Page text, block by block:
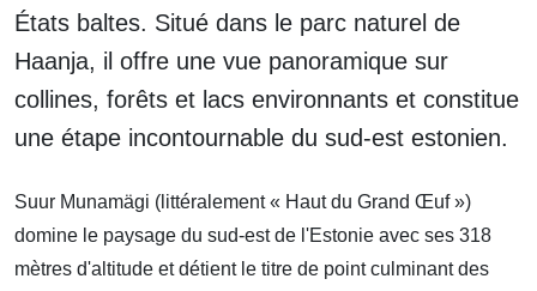
États baltes. Situé dans le parc naturel de
Haanja, il offre une vue panoramique sur
collines, forêts et lacs environnants et constitue
une étape incontournable du sud-est estonien.
Suur Munamägi (littéralement « Haut du Grand Œuf »)
domine le paysage du sud-est de l'Estonie avec ses 318
mètres d'altitude et détient le titre de point culminant des